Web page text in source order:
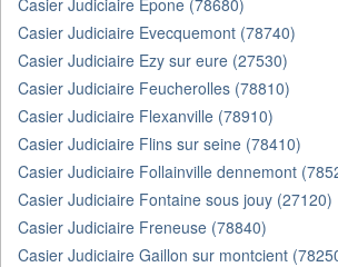
Casier Judiciaire Epone (78680)
Casier Judiciaire Evecquemont (78740)
Casier Judiciaire Ezy sur eure (27530)
Casier Judiciaire Feucherolles (78810)
Casier Judiciaire Flexanville (78910)
Casier Judiciaire Flins sur seine (78410)
Casier Judiciaire Follainville dennemont
Casier Judiciaire Fontaine sous jouy (27120)
Casier Judiciaire Freneuse (78840)
Casier Judiciaire Gaillon sur montcient